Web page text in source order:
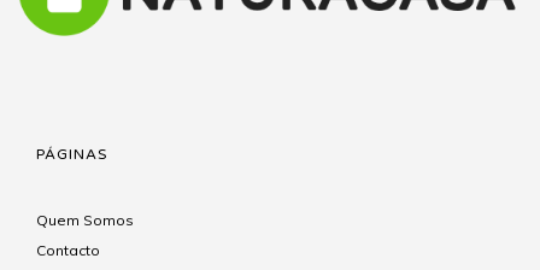
PÁGINAS
Quem Somos
Contacto